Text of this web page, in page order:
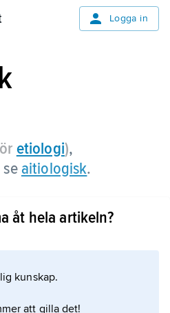
Logga in
etiologi),
aitiologisk.
åt hela artikeln?
kunskap.
att gilla det!